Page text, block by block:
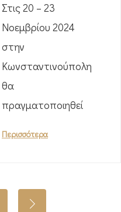
Στις 20 – 23
Νοεμβρίου 2024
στην
Κωνσταντινούπολη
θα
πραγματοποιηθεί
Περισσότερα